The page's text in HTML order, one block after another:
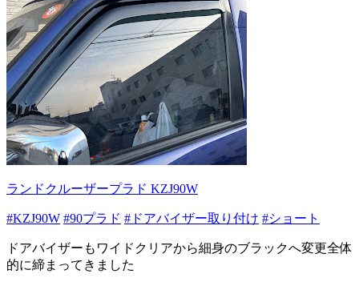
ランドクルーザープラド KZJ90W
#KZJ90W #90プラド #ドアバイザー取り付け #ショート
ドアバイザーもワイドクリアから細身のブラックへ変更全体
的に締まってきました